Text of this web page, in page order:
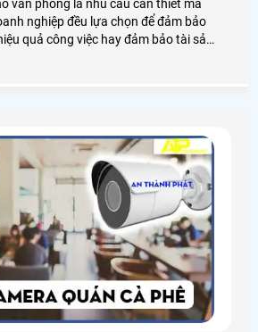
văn phòng là nhu cầu cần thiết mà
nghiệp đều lựa chọn để đảm bảo
quả công việc hay đảm bảo tài sản